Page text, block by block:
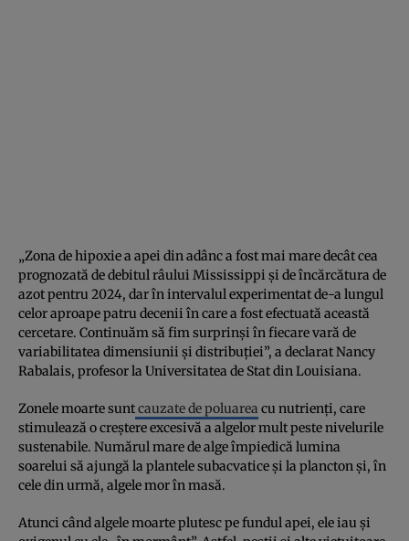
„Zona de hipoxie a apei din adânc a fost mai mare decât cea
prognozată de debitul râului Mississippi și de încărcătura de
azot pentru 2024, dar în intervalul experimentat de-a lungul
celor aproape patru decenii în care a fost efectuată această
cercetare. Continuăm să fim surprinși în fiecare vară de
variabilitatea dimensiunii și distribuției”, a declarat Nancy
Rabalais, profesor la Universitatea de Stat din Louisiana.
Zonele moarte suntcauzate de poluarea cu nutrienți, care
stimulează o creștere excesivă a algelor mult peste nivelurile
sustenabile. Numărul mare de alge împiedică lumina
soarelui să ajungă la plantele subacvatice și la plancton și, în
cele din urmă, algele mor în masă.
Atunci când algele moarte plutesc pe fundul apei, ele iau și